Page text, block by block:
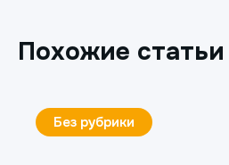
Похожие статьи
Без рубрики